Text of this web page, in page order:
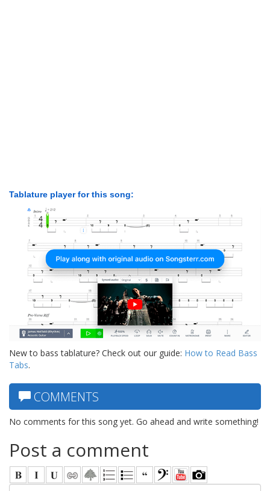
Tablature player for this song:
New to bass tablature? Check out our guide: How to Read Bass
Tabs.
COMMENTS
No comments for this song yet. Go ahead and write something!
Post a comment